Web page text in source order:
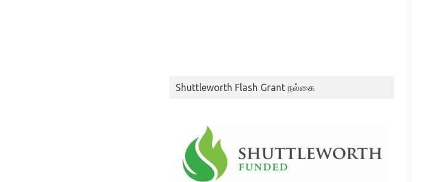
Shuttleworth Flash Grant நல்கை